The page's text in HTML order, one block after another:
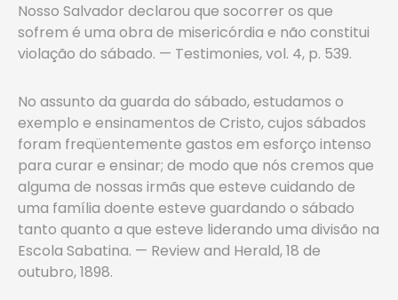
Nosso Salvador declarou que socorrer os que
sofrem é uma obra de misericórdia e não constitui
violação do sábado. — Testimonies, vol. 4, p. 539.
No assunto da guarda do sábado, estudamos o
exemplo e ensinamentos de Cristo, cujos sábados
foram freqüentemente gastos em esforço intenso
para curar e ensinar; de modo que nós cremos que
alguma de nossas irmãs que esteve cuidando de
uma família doente esteve guardando o sábado
tanto quanto a que esteve liderando uma divisão na
Escola Sabatina. — Review and Herald, 18 de
outubro, 1898.